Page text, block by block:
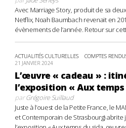
Avec Marriage Story, produit de sa
Netflix, Noah Baumbach revenait en
évènements de l’année. Retour sur
ACTUALITÉS CULTURELLES COMPTES
21 JANVIER 2024
L’œuvre « cadeau » :
l’exposition « Aux
parGrégoire Suillaud
Juste à l’ouest de la Petite France, le
et Contemporain de Strasbourg) abrite